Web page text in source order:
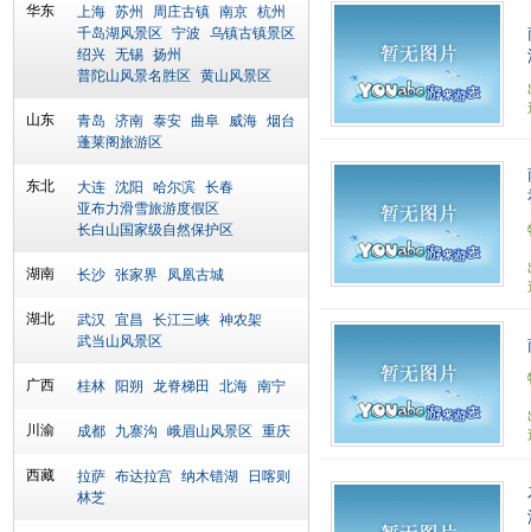
华东 上海 苏州 周庄古镇 南京 杭州
千岛湖风景区
宁波
乌镇古镇景区
绍兴 无锡 扬州
普陀山风景名胜区
黄山风景区
山东 青岛 济南 泰安 曲阜 威海 烟台
蓬莱阁旅游区
东北 大连 沈阳 哈尔滨 长春
亚布力滑雪旅游度假区
长白山国家级自然保护区
湖南 长沙 张家界 凤凰古城
湖北 武汉 宜昌 长江三峡 神农架
武当山风景区
广西 桂林 阳朔 龙脊梯田 北海 南宁
川渝 成都 九寨沟 峨眉山风景区 重庆
西藏 拉萨 布达拉宫 纳木错湖
日喀则
林芝